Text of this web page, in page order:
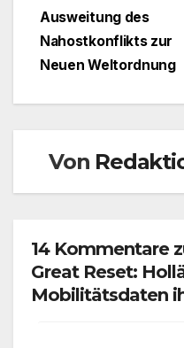
Ausweitung des
Nahostkonflikts zur
Neuen Weltordnung
Von
14 Kommentare
Great Reset:
Mobilitätsdaten